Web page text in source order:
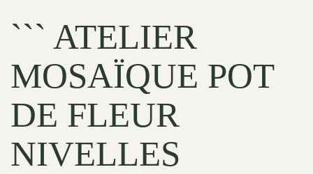
``` ATELIER
MOSAÏQUE POT
DE FLEUR
NIVELLES